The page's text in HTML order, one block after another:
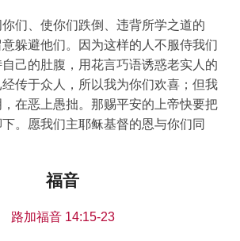
们、使你们跌倒、违背所学之道的
躲避他们。因为这样的人不服侍我们
己的肚腹，用花言巧语诱惑老实人的
传于众人，所以我为你们欢喜；但我
在恶上愚拙。那赐平安的上帝快要把
。愿我们主耶稣基督的恩与你们同
福音
路加福音 14:15-23